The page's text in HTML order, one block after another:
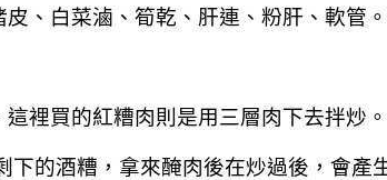
、白菜滷、筍乾、肝連、粉肝、軟管。
裡買的紅糟肉則是用三層肉下去拌炒。
的酒糟，拿來醃肉後在炒過後，會產